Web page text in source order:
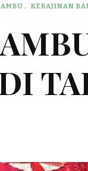
KERAJINAN